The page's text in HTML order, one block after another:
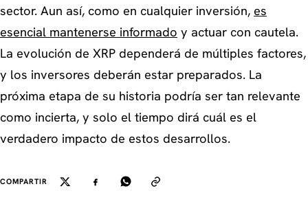
sector. Aun así, como en cualquier inversión, es
esencial mantenerse informado y actuar con cautela.
La evolución de XRP dependerá de múltiples factores,
y los inversores deberán estar preparados. La
próxima etapa de su historia podría ser tan relevante
como incierta, y solo el tiempo dirá cuál es el
verdadero impacto de estos desarrollos.
COMPARTIR